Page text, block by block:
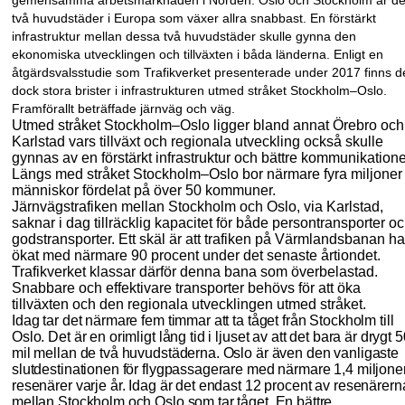
två huvudstäder i Europa som växer allra snabbast. En förstärkt
infrastruktur mellan dessa två huvudstäder skulle gynna den
ekonomiska utvecklingen och tillväxten i båda länderna. Enligt en
åtgärdsvalsstudie som Trafikverket presenterade under 2017 finns
dock stora brister i infrastrukturen utmed stråket Stockholm–Oslo.
Framförallt beträffade järnväg och väg.
Utmed stråket Stockholm–Oslo ligger bland annat Örebro och
Karlstad vars tillväxt och regionala utveckling också skulle
gynnas av en förstärkt infrastruktur och bättre
Längs med stråket Stockholm–Oslo bor närmare fyra miljoner
människor fördelat på över 50 kommuner.
Järnvägstrafiken mellan Stockholm och Oslo, via Karlstad,
saknar i dag tillräcklig kapacitet för både persontransporter
godstransporter. Ett skäl är att trafiken på Värmlandsbanan
ökat med närmare 90 procent under det senaste årtiondet.
Trafikverket klassar därför denna bana som överbelastad.
Snabbare och effektivare transporter behövs för att öka
tillväxten och den regionala utvecklingen utmed stråket.
Idag tar det närmare fem timmar att ta tåget från Stockholm till
Oslo. Det är en orimligt lång tid i ljuset av att det bara är drygt
mil mellan de två huvudstäderna. Oslo är även den vanligaste
slutdestinationen för flygpassagerare med närmare 1,4
resenärer varje år. Idag är det endast 12 procent av